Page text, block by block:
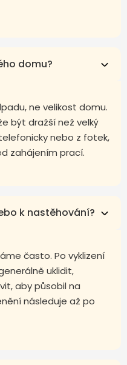
domu?
ne velikost domu.
být dražší než velký
nebo z fotek,
zahájením prací.
k nastěhování?
často. Po vyklizení
uklidit,
aby působil na
následuje až po